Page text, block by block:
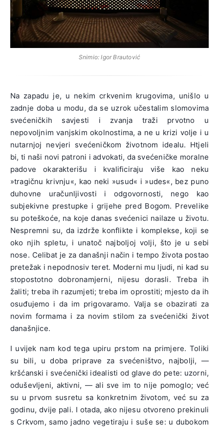
Snimio: Igor Brautović
Na zapadu je, u nekim crkvenim krugovima, unišlo u
zadnje doba u modu, da se uzrok učestalim slomovima
svećeničkih savjesti i zvanja traži prvotno u
nepovoljnim vanjskim okolnostima, a ne u krizi volje i u
nutarnjoj nevjeri svećeničkom životnom idealu. Htjeli
bi, ti naši novi patroni i advokati, da svećeničke moralne
padove okarakterišu i kvalificiraju više kao neku
»tragičnu krivnju«, kao neki »usud« i »udes«, bez puno
duhovne uračunljivosti i odgovornosti, nego kao
subjekivne prestupke i grijehe pred Bogom. Prevelike
su poteškoće, na koje danas svećenici nailaze u životu.
Nespremni su, da izdrže konflikte i komplekse, koji se
oko njih spletu, i unatoč najboljoj volji, što je u sebi
nose. Celibat je za današnji način i tempo života postao
pretežak i nepodnosiv teret. Moderni mu ljudi, ni kad su
stopostotno dobronamjerni, nijesu dorasli. Treba ih
žaliti; treba ih razumjeti; treba im oprostiti; mjesto da ih
osuđujemo i da im prigovaramo. Valja se obazirati za
novim formama i za novim stilom za svećenički život
današnjice.
I uvijek nam kod tega upiru prstom na primjere. Toliki
su bili, u doba priprave za svećeništvo, najbolji, —
kršćanski i svećenički idealisti od glave do pete: uzorni,
oduševljeni, aktivni, — ali sve im to nije pomoglo; već
su u prvom susretu sa konkretnim životom, već su za
godinu, dvije pali. I otada, ako nijesu otvoreno prekinuli
s Crkvom, samo jadno vegetiraju i suše se: u dubokom